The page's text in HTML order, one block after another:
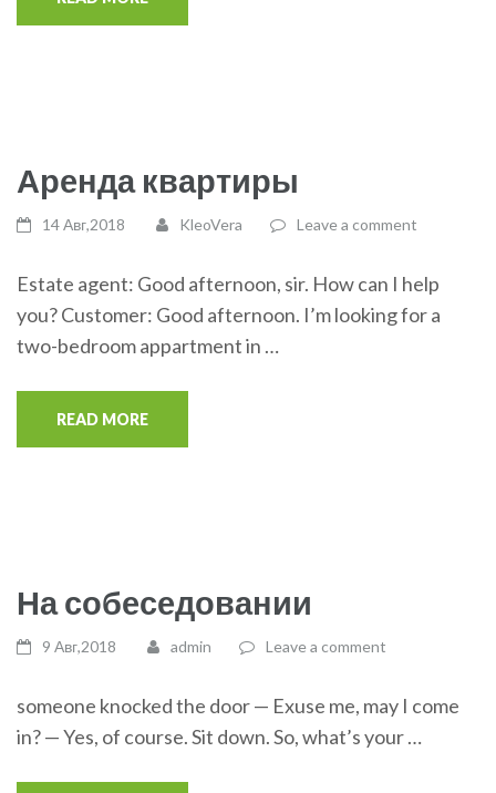
Аренда квартиры
14 Авг,2018 KleoVera Leave a comment
Estate agent: Good afternoon, sir. How can I help
you? Customer: Good afternoon. I’m looking for a
two-bedroom appartment in …
READ MORE
На собеседовании
9 Авг,2018 admin Leave a comment
someone knocked the door — Exuse me, may I come
in? — Yes, of course. Sit down. So, what’s your …